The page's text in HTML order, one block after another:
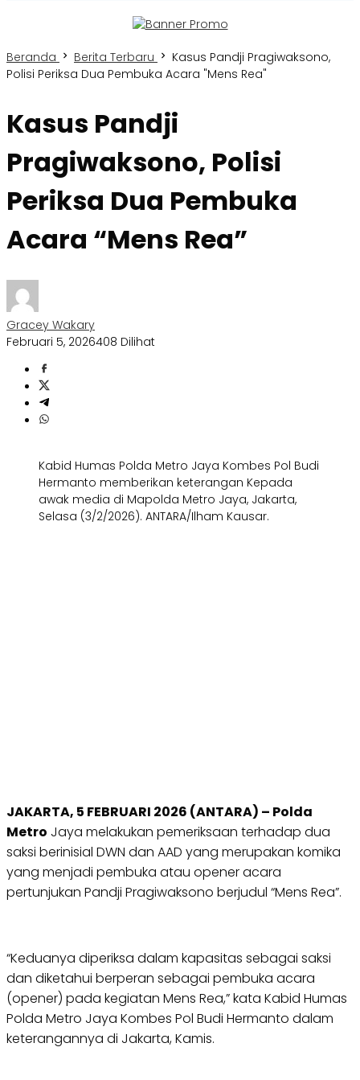
Beranda Berita Terbaru
Kasus Pandji Pragiwaksono,
Polisi Periksa Dua Pembuka Acara "Mens Rea"
Kasus Pandji
Pragiwaksono, Polisi
Periksa Dua Pembuka
Acara “Mens Rea”
Gracey Wakary
Februari 5, 2026408 Dilihat
Kabid Humas Polda Metro Jaya Kombes Pol Budi
Hermanto memberikan keterangan Kepada
awak media di Mapolda Metro Jaya, Jakarta,
Selasa (3/2/2026). ANTARA/Ilham Kausar.
JAKARTA, 5 FEBRUARI 2026 (ANTARA) – Polda
Metro Jaya melakukan pemeriksaan terhadap dua
saksi berinisial DWN dan AAD yang merupakan komika
yang menjadi pembuka atau opener acara
pertunjukan Pandji Pragiwaksono berjudul “Mens Rea”.
“Keduanya diperiksa dalam kapasitas sebagai saksi
dan diketahui berperan sebagai pembuka acara
(opener) pada kegiatan Mens Rea,” kata Kabid Humas
Polda Metro Jaya Kombes Pol Budi Hermanto dalam
keterangannya di Jakarta, Kamis.